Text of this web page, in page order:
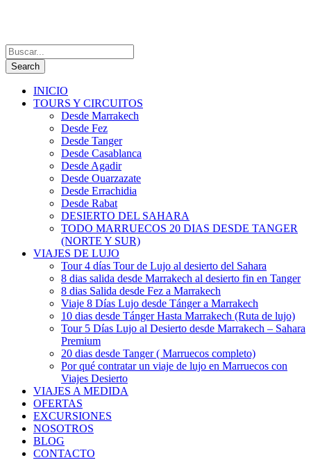
INICIO
TOURS Y CIRCUITOS
Desde Marrakech
Desde Fez
Desde Tanger
Desde Casablanca
Desde Agadir
Desde Ouarzazate
Desde Errachidia
Desde Rabat
DESIERTO DEL SAHARA
TODO MARRUECOS 20 DIAS DESDE TANGER
(NORTE Y SUR)
VIAJES DE LUJO
Tour 4 días Tour de Lujo al desierto del Sahara
8 dias salida desde Marrakech al desierto fin en Tanger
8 dias Salida desde Fez a Marrakech
Viaje 8 Días Lujo desde Tánger a Marrakech
10 dias desde Tánger Hasta Marrakech (Ruta de lujo)
Tour 5 Días Lujo al Desierto desde Marrakech – Sahara
Premium
20 dias desde Tanger ( Marruecos completo)
Por qué contratar un viaje de lujo en Marruecos con
Viajes Desierto
VIAJES A MEDIDA
OFERTAS
EXCURSIONES
NOSOTROS
BLOG
CONTACTO